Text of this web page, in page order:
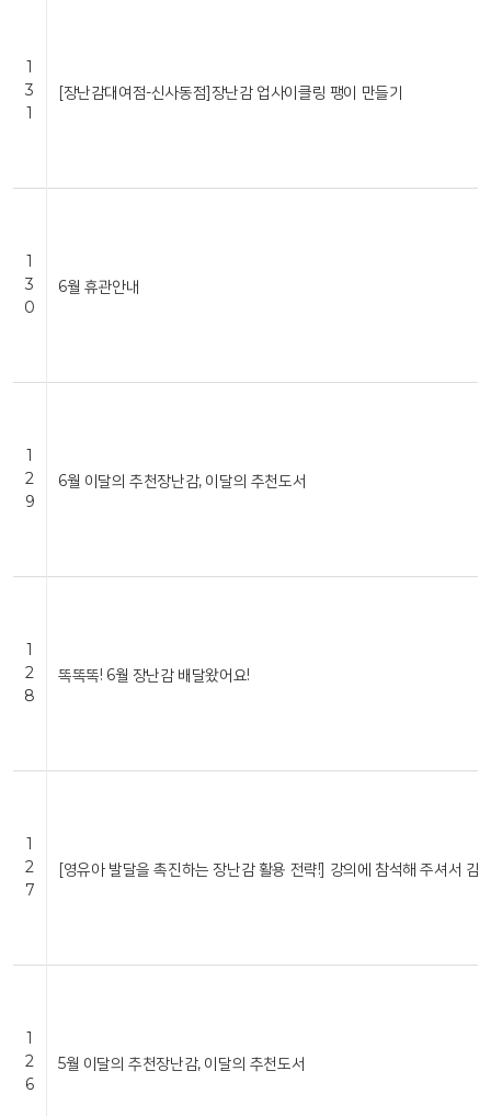
1
3
1
[장난감대여점-신사동점]장난감 업사이클링 팽이 만들기
1
3
0
6월 휴관안내
1
2
9
6월 이달의 추천장난감, 이달의 추천도서
1
2
8
똑똑똑! 6월 장난감 배달왔어요!
1
2
7
[영유아 발달을 촉진하는 장난감 활용 전략!] 강의에 참석해 주셔서 감
1
2
6
5월 이달의 추천장난감, 이달의 추천도서